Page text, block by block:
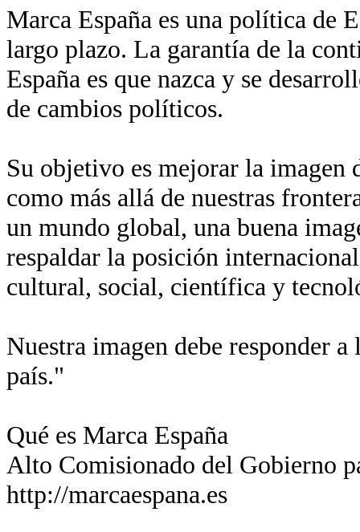
Marca España es una política de
largo plazo. La garantía de la
España es que nazca y se
de cambios políticos.
Su objetivo es mejorar la imagen
como más allá de nuestras
un mundo global, una buena
respaldar la posición
cultural, social, científica y
Nuestra imagen debe responder
país."
Qué es Marca España
Alto Comisionado del Gobierno
http://marcaespana.es